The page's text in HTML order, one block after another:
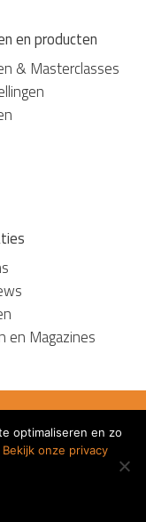
en producten
& Masterclasses
en Magazines
optimaliseren en zo
Bekijk onze privacy